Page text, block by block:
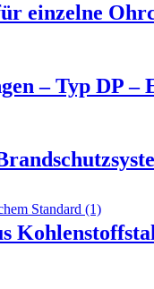
einzelne
– Typ DP –